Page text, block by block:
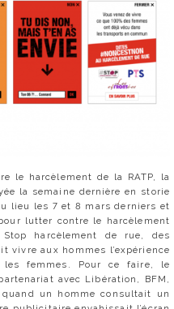
le harcèlement de la RATP, la
la semaine dernière en storie
lieu les 7 et 8 mars derniers et
lutter contre le harcèlement
harcèlement de rue, des
vivre aux hommes l’expérience
femmes. Pour ce faire, le
avec Libération, BFM,
quand un homme consultait un